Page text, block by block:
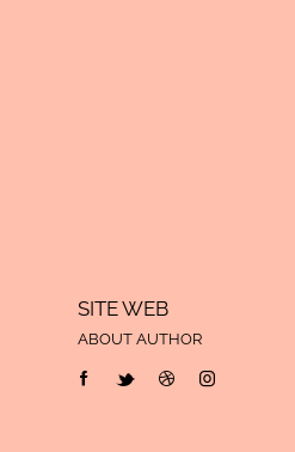
SITE WEB
ABOUT AUTHOR